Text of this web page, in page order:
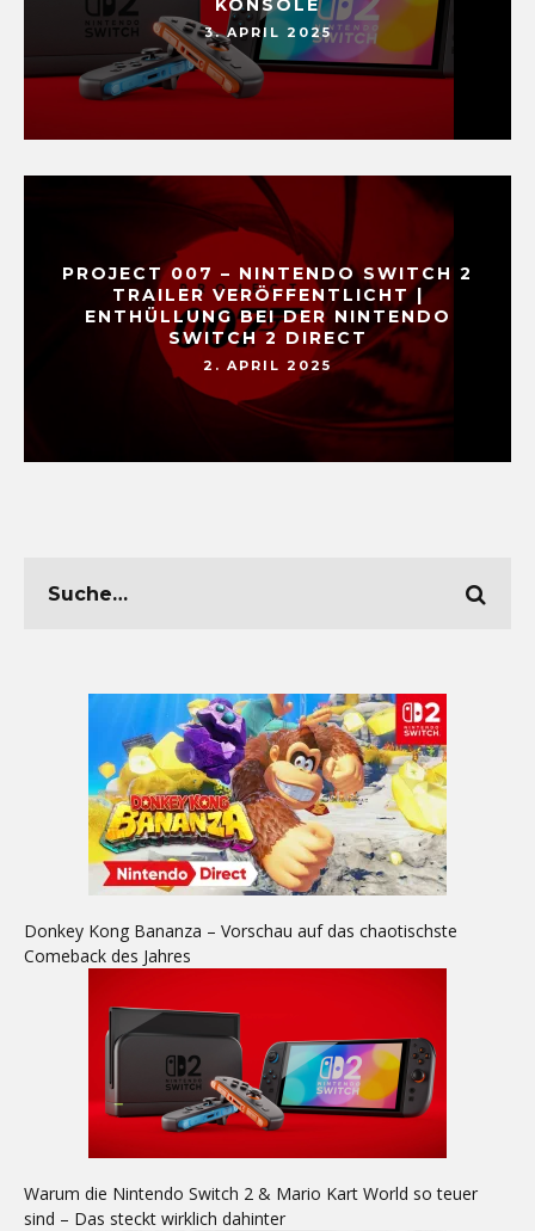
KONSOLE
3. APRIL 2025
PROJECT 007 – NINTENDO SWITCH 2
TRAILER VERÖFFENTLICHT |
ENTHÜLLUNG BEI DER NINTENDO
SWITCH 2 DIRECT
2. APRIL 2025
Donkey Kong Bananza – Vorschau auf das chaotischste
Comeback des Jahres
Warum die Nintendo Switch 2 & Mario Kart World so teuer
sind – Das steckt wirklich dahinter